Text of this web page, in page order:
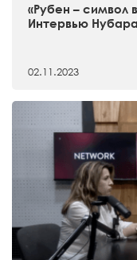
«Рубен – символ
Интервью
02.11.2023